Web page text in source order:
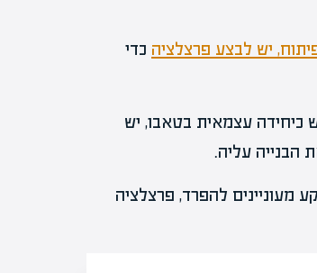
יש לבצע פרצלציה כדי
כיחידה עצמאית בטאבו, יש
הבנייה עליה.
מעוניינים להפרד, פרצלציה